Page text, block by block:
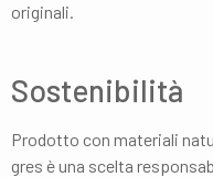
originali.
Sostenibilità
Prodotto con materiali
gres è una scelta